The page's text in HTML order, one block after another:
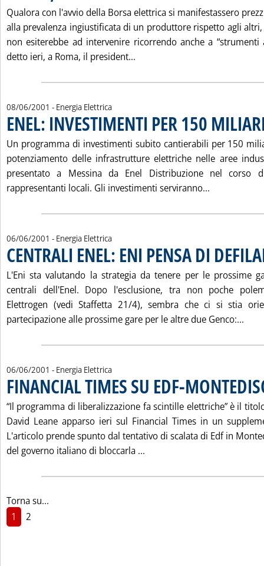
Qualora con l'avvio della Borsa elettrica si manifestassero
alla prevalenza ingiustificata di un produttore rispetto agli
non esiterebbe ad intervenire ricorrendo anche a “strumenti
detto ieri, a Roma, il president...
08/06/2001 - Energia Elettrica
ENEL: INVESTIMENTI PER 150
Un programma di investimenti subito cantierabili per 150
potenziamento delle infrastrutture elettriche nelle aree
presentato a Messina da Enel Distribuzione nel
rappresentanti locali. Gli investimenti serviranno...
06/06/2001 - Energia Elettrica
CENTRALI ENEL: ENI PENSA DI
L'Eni sta valutando la strategia da tenere per le prossime
centrali dell'Enel. Dopo l'esclusione, tra non poche
Elettrogen (vedi Staffetta 21/4), sembra che ci si stia
partecipazione alle prossime gare per le altre due Genco:...
06/06/2001 - Energia Elettrica
FINANCIAL TIMES SU EDF-
“Il programma di liberalizzazione fa scintille elettriche” è il
David Leane apparso ieri sul Financial Times in un
L'articolo prende spunto dal tentativo di scalata di Edf in
del governo italiano di bloccarla ...
Torna su...
1
2